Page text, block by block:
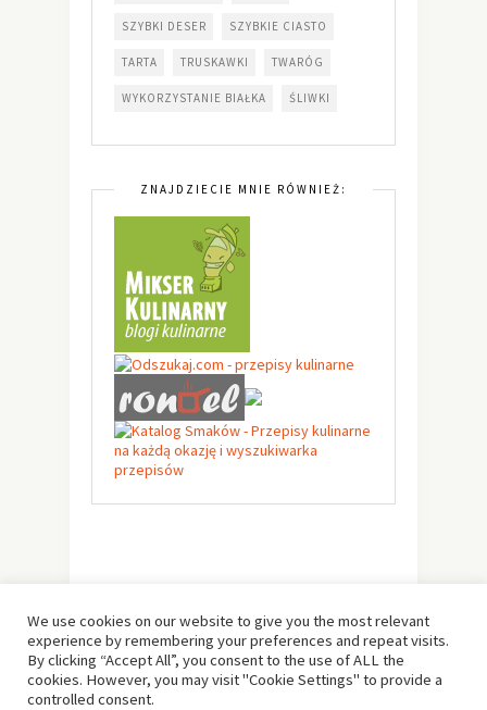
SZYBKI DESER SZYBKIE CIASTO
TARTA TRUSKAWKI TWARÓG
WYKORZYSTANIE BIAŁKA ŚLIWKI
ZNAJDZIECIE MNIE RÓWNIEŻ:
We use cookies on our website to give you the most relevant
experience by remembering your preferences and repeat visits.
By clicking “Accept All”, you consent to the use of ALL the
cookies. However, you may visit "Cookie Settings" to provide a
controlled consent.